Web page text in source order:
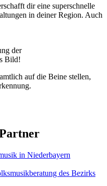
dir eine superschnelle
in deiner Region. Auch
der
Bild!
auf die Beine stellen,
in Niederbayern
des Bezirks